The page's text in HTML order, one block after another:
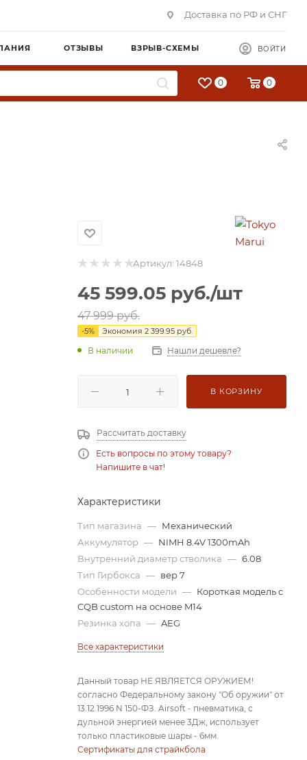
Доставка по РФ и СНГ
ОТЗЫВЫ ВЗРЫВ-СХЕМЫ ВОЙТИ
0 0
Артикул: 14848
45 599.05 руб./шт
47 999руб.
-5% Экономия 2 399.95 руб.
В наличии Нашли дешевле?
В КОРЗИНУ
Рассчитать доставку
Есть вопросы по этому товару?
Напишите в чат!
Характеристики
Тип магазина — Механический
Аккумулятор — NIMH 8.4V 1300mAh
Внутренний диаметр стволика — 6.08
Тип Гирбокса — вер 7
Особенности модели — Короткая модель с
CQB custom на основе M14
Резинка хопа — AEG
Все характеристики
Данный товар НЕ ЯВЛЯЕТСЯ ОРУЖИЕМ!
согласно Федеральному закону "Об оружии" от
13.12.1996 N 150-ФЗ. Airsoft - пневматика, с
дульной энергией менее 3Дж, использует
только пластиковые шары - 6мм.
Сертификаты для страйкбола